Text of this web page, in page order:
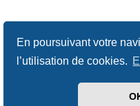
En poursuivant votre
l’utilisation de cookies.